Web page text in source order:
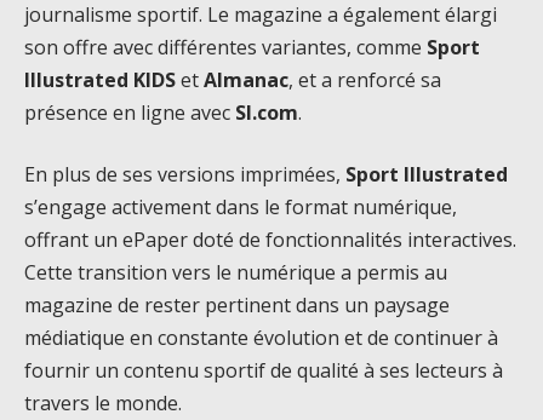
journalisme sportif. Le magazine a également élargi
son offre avec différentes variantes, comme Sport
Illustrated KIDSetAlmanac, et a renforcé sa
présence en ligne avec SI.com.
En plus de ses versions imprimées, Sport Illustrated
s’engage activement dans le format numérique,
offrant un ePaper doté de fonctionnalités interactives.
Cette transition vers le numérique a permis au
magazine de rester pertinent dans un paysage
médiatique en constante évolution et de continuer à
fournir un contenu sportif de qualité à ses lecteurs à
travers le monde.